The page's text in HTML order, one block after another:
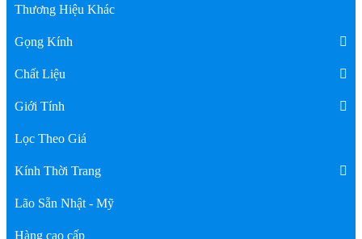
Thương Hiệu Khác
Gọng Kính
Chất Liệu
Giới Tính
Lọc Theo Giá
Kính Thời Trang
Lão Sẵn Nhật - Mỹ
Hàng cao cấp